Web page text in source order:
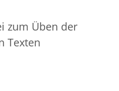
zum Üben der
Texten